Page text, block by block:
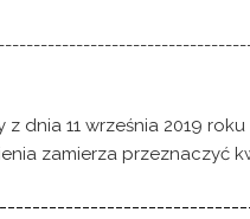
dnia 11 września 2019
zamierza przeznaczyć